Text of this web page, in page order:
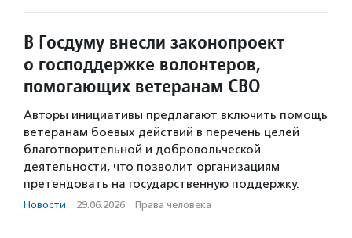
В Госдуму внесли законопроект
о господдержке волонтеров,
помогающих ветеранам СВО
Авторы инициативы предлагают включить помощь
ветеранам боевых действий в перечень целей
благотворительной и добровольческой
деятельности, что позволит организациям
претендовать на государственную поддержку.
Новости · 29.06.2026 · Права человека